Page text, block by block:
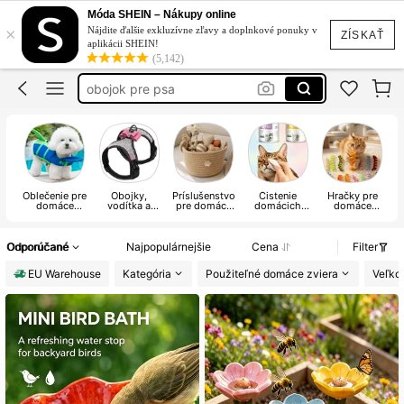
ZÍSKAŤ
×
Móda SHEIN – Nákupy online
Nájdite ďalšie exkluzívne zľavy a doplnkové ponuky v
aplikácii SHEIN!
(5,142)
pes
pelech pre psa
obojok pre psa
postroj pre psa
pes
Oblečenie pre
domáce
Obojky,
vodítka a
Príslušenstvo
pre domáce
Čistenie
domácich
Hračky pre
domáce
Odporúčané Najpopulárnejšie Cena
Filter
EU Warehouse
Kategória Použiteľné domáce zviera